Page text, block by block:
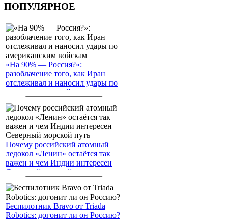
ПОПУЛЯРНОЕ
«На 90% — Россия?»:
разоблачение того, как Иран
отслеживал и наносил удары по
американским войскам
Почему российский атомный
ледокол «Ленин» остаётся так
важен и чем Индии интересен
Северный морской путь
Беспилотник Bravo от Triada
Robotics: догонит ли он Россию?